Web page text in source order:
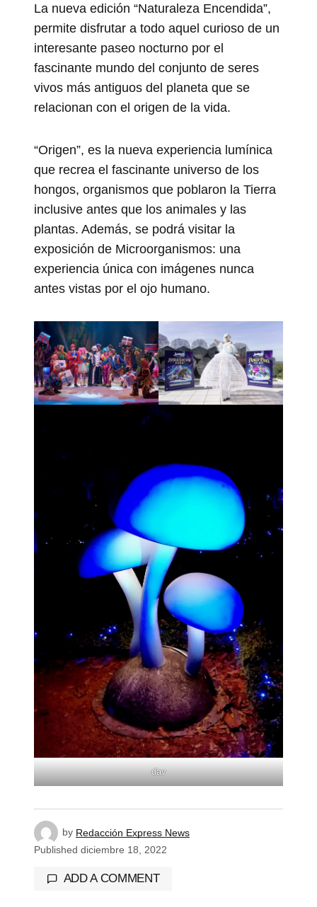
La nueva edición “Naturaleza Encendida”,
permite disfrutar a todo aquel curioso de un
interesante paseo nocturno por el
fascinante mundo del conjunto de seres
vivos más antiguos del planeta que se
relacionan con el origen de la vida.
“Origen”, es la nueva experiencia lumínica
que recrea el fascinante universo de los
hongos, organismos que poblaron la Tierra
inclusive antes que los animales y las
plantas. Además, se podrá visitar la
exposición de Microorganismos: una
experiencia única con imágenes nunca
antes vistas por el ojo humano.
dav
by Redacción Express News
Published diciembre 18, 2022
ADD A COMMENT